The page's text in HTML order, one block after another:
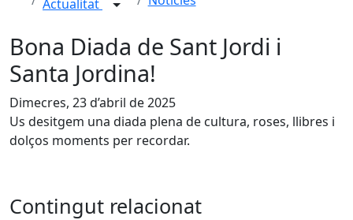
Actualitat
Bona Diada de Sant Jordi i
Santa Jordina!
Dimecres, 23 d’abril de 2025
Us desitgem una diada plena de cultura, roses, llibres i
dolços moments per recordar.
Contingut relacionat